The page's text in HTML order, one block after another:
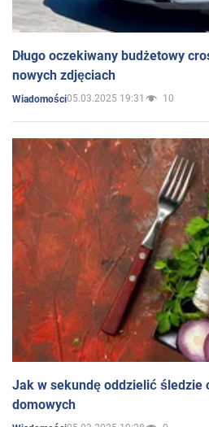
Długo oczekiwany budżetowy
nowych zdjęciach
Wiadomości05.03.2025 19:31 10
Jak w sekundę oddzielić śledzie
domowych